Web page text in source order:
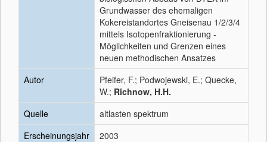
Grundwasser des ehemaligen
Kokereistandortes Gneisenau 1/2/3/4
mittels Isotopenfraktionierung -
Möglichkeiten und Grenzen eines
neuen methodischen Ansatzes
Autor
Pfeifer, F.; Podwojewski, E.; Quecke,
W.; Richnow, H.H.
Quelle
altlasten spektrum
Erscheinungsjahr
2003